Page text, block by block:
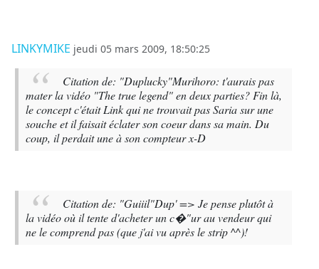
LINKYMIKE jeudi 05 mars 2009, 18:50:25
Citation de: "Duplucky"Murihoro: t'aurais pas
mater la vidéo "The true legend" en deux parties? Fin là,
le concept c'était Link qui ne trouvait pas Saria sur une
souche et il faisait éclater son coeur dans sa main. Du
coup, il perdait une à son compteur x-D
Citation de: "Guiiil"Dup' => Je pense plutôt à
la vidéo où il tente d'acheter un c�"ur au vendeur qui
ne le comprend pas (que j'ai vu après le strip ^^)!